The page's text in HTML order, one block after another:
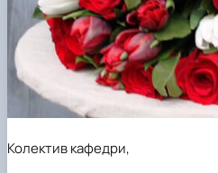
Колектив кафедри,